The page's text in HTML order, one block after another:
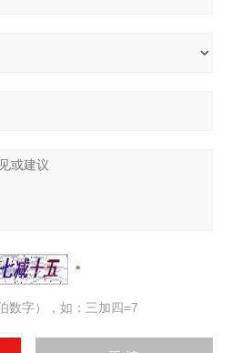
数字），如：三加四=7